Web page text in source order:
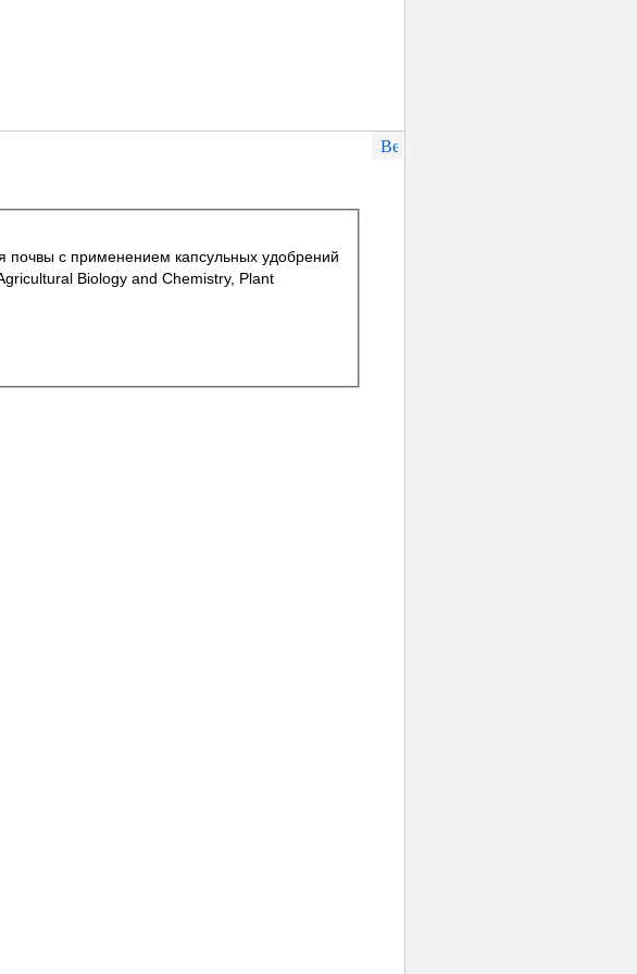
с применением капсульных удобрений
Biology and Chemistry, Plant